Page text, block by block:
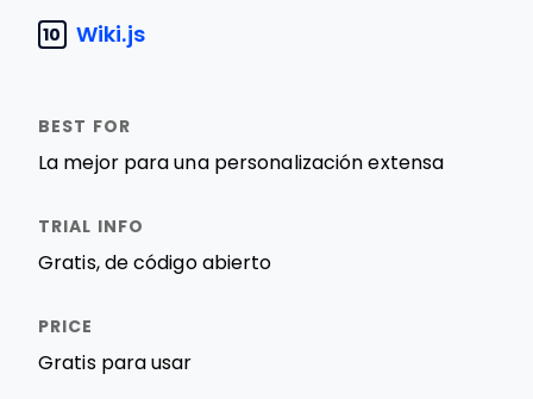
10 Wiki.js
La mejor para una personalización extensa
Gratis, de código abierto
Gratis para usar